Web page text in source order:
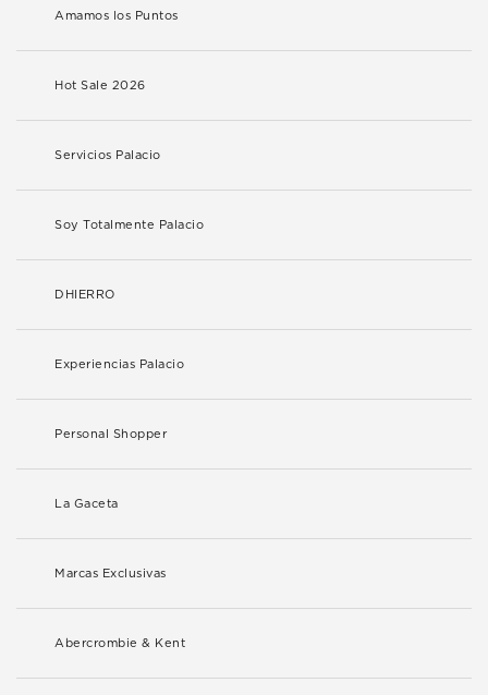
Amamos los Puntos
Hot Sale 2026
Servicios Palacio
Soy Totalmente Palacio
DHIERRO
Experiencias Palacio
Personal Shopper
La Gaceta
Marcas Exclusivas
Abercrombie & Kent